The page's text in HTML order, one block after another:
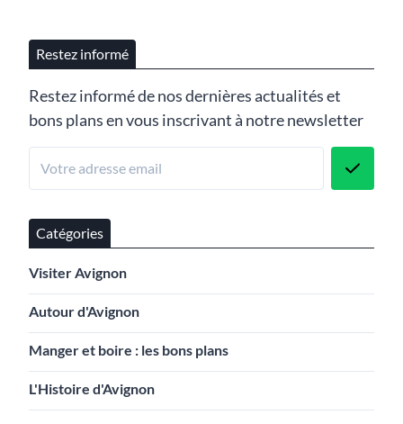
Restez informé
Restez informé de nos dernières actualités et
bons plans en vous inscrivant à notre newsletter
Catégories
Visiter Avignon
Autour d'Avignon
Manger et boire : les bons plans
L'Histoire d'Avignon